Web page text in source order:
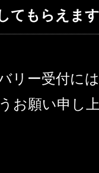
てもらえま
リー受付に
お願い申し